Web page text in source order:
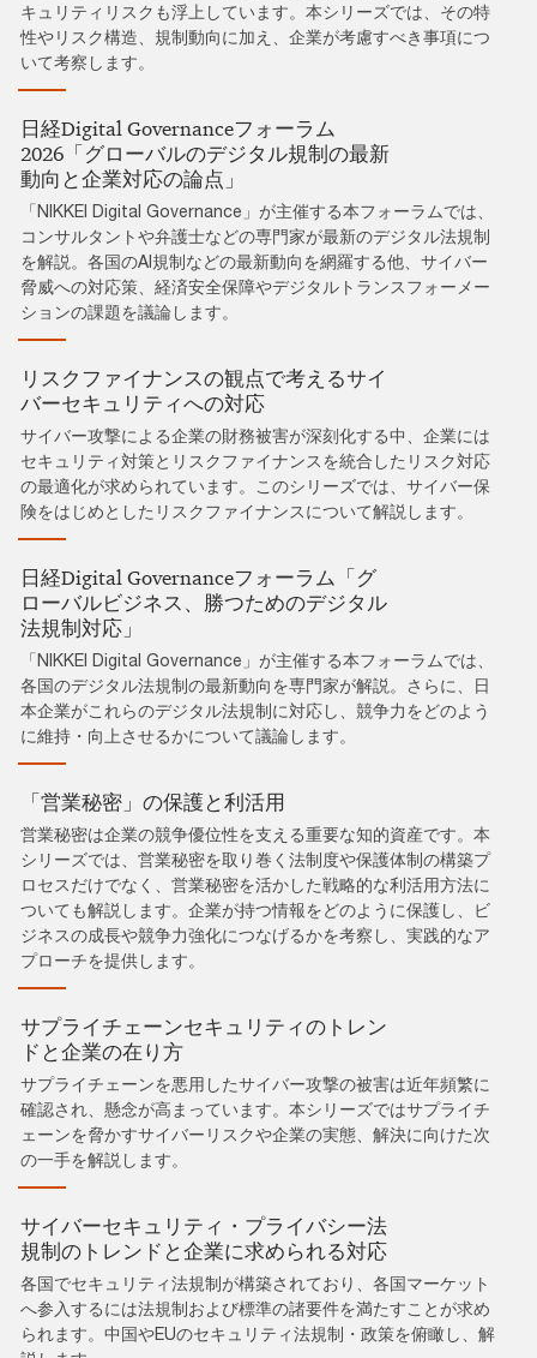
キュリティリスクも浮上しています。本シリーズでは、その特
性やリスク構造、規制動向に加え、企業が考慮すべき事項につ
いて考察します。
日経Digital Governanceフォーラム
2026「グローバルのデジタル規制の最新
動向と企業対応の論点」
「NIKKEI Digital Governance」が主催する本フォーラムでは、
コンサルタントや弁護士などの専門家が最新のデジタル法規制
を解説。各国のAI規制などの最新動向を網羅する他、サイバー
脅威への対応策、経済安全保障やデジタルトランスフォーメー
ションの課題を議論します。
リスクファイナンスの観点で考えるサイ
バーセキュリティへの対応
サイバー攻撃による企業の財務被害が深刻化する中、企業には
セキュリティ対策とリスクファイナンスを統合したリスク対応
の最適化が求められています。このシリーズでは、サイバー保
険をはじめとしたリスクファイナンスについて解説します。
日経Digital Governanceフォーラム「グ
ローバルビジネス、勝つためのデジタル
法規制対応」
「NIKKEI Digital Governance」が主催する本フォーラムでは、
各国のデジタル法規制の最新動向を専門家が解説。さらに、日
本企業がこれらのデジタル法規制に対応し、競争力をどのよう
に維持・向上させるかについて議論します。
「営業秘密」の保護と利活用
営業秘密は企業の競争優位性を支える重要な知的資産です。本
シリーズでは、営業秘密を取り巻く法制度や保護体制の構築プ
ロセスだけでなく、営業秘密を活かした戦略的な利活用方法に
ついても解説します。企業が持つ情報をどのように保護し、ビ
ジネスの成長や競争力強化につなげるかを考察し、実践的なア
プローチを提供します。
サプライチェーンセキュリティのトレン
ドと企業の在り方
サプライチェーンを悪用したサイバー攻撃の被害は近年頻繁に
確認され、懸念が高まっています。本シリーズではサプライチ
ェーンを脅かすサイバーリスクや企業の実態、解決に向けた次
の一手を解説します。
サイバーセキュリティ・プライバシー法
規制のトレンドと企業に求められる対応
各国でセキュリティ法規制が構築されており、各国マーケット
へ参入するには法規制および標準の諸要件を満たすことが求め
られます。中国やEUのセキュリティ法規制・政策を俯瞰し、解